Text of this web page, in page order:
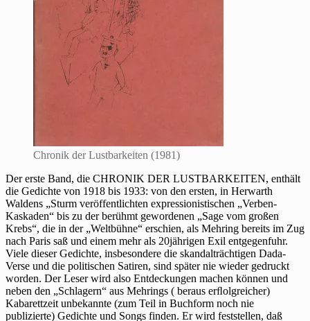
Chronik der Lustbarkeiten (1981)
Der erste Band, die CHRONIK DER LUSTBARKEITEN, enthält
die Gedichte von 1918 bis 1933: von den ersten, in Herwarth
Waldens „Sturm veröffentlichten expressionistischen „Verben-
Kaskaden“ bis zu der berühmt gewordenen „Sage vom großen
Krebs“, die in der „Weltbühne“ erschien, als Mehring bereits im Zug
nach Paris saß und einem mehr als 20jährigen Exil entgegenfuhr.
Viele dieser Gedichte, insbesondere die skandalträchtigen Dada-
Verse und die politischen Satiren, sind später nie wieder gedruckt
worden. Der Leser wird also Entdeckungen machen können und
neben den „Schlagern“ aus Mehrings ( beraus erﬂolgreicher)
Kabarettzeit unbekannte (zum Teil in Buchform noch nie
publizierte) Gedichte und Songs finden. Er wird feststellen, daß